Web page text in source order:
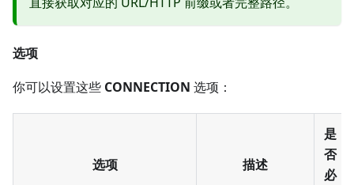
选项
你可以设置这些 CONNECTION 选项：
选项 描述
是
否
必